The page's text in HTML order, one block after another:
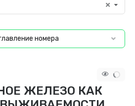
номера
ЖЕЛЕЗО КАК